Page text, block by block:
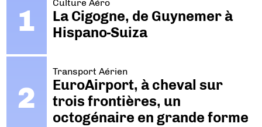
Culture Aéro
La Cigogne, de Guynemer à
Hispano-Suiza
Transport Aérien
EuroAirport, à cheval sur
trois frontières, un
octogénaire en grande forme